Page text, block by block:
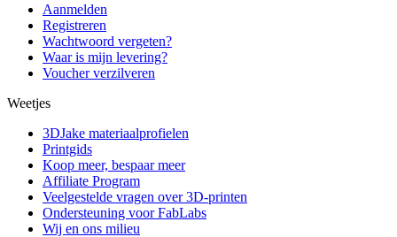
Aanmelden
Registreren
Wachtwoord vergeten?
Waar is mijn levering?
Voucher verzilveren
Weetjes
3DJake materiaalprofielen
Printgids
Koop meer, bespaar meer
Affiliate Program
Veelgestelde vragen over 3D-printen
Ondersteuning voor FabLabs
Wij en ons milieu